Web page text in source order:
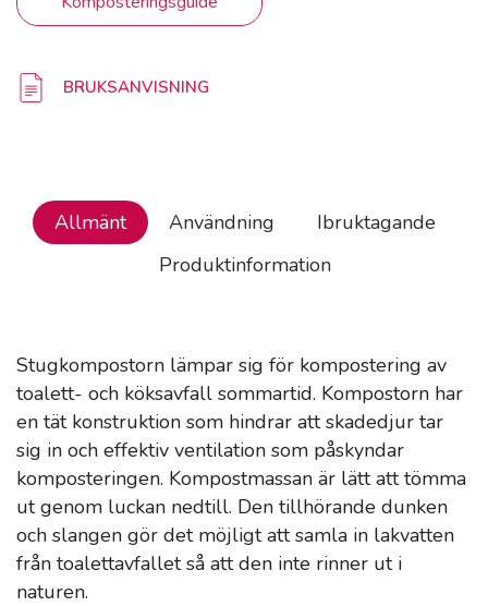
BRUKSANVISNING
Allmänt Användning
Ibruktagande
Produktinformation
Stugkompostorn lämpar sig för kompostering av
toalett- och köksavfall sommartid. Kompostorn har
en tät konstruktion som hindrar att skadedjur tar
sig in och effektiv ventilation som påskyndar
komposteringen. Kompostmassan är lätt att tömma
ut genom luckan nedtill. Den tillhörande dunken
och slangen gör det möjligt att samla in lakvatten
från toalettavfallet så att den inte rinner ut i
naturen.